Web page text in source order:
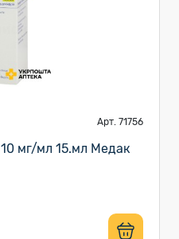
Арт. 71756
мг/мл 15.мл Медак